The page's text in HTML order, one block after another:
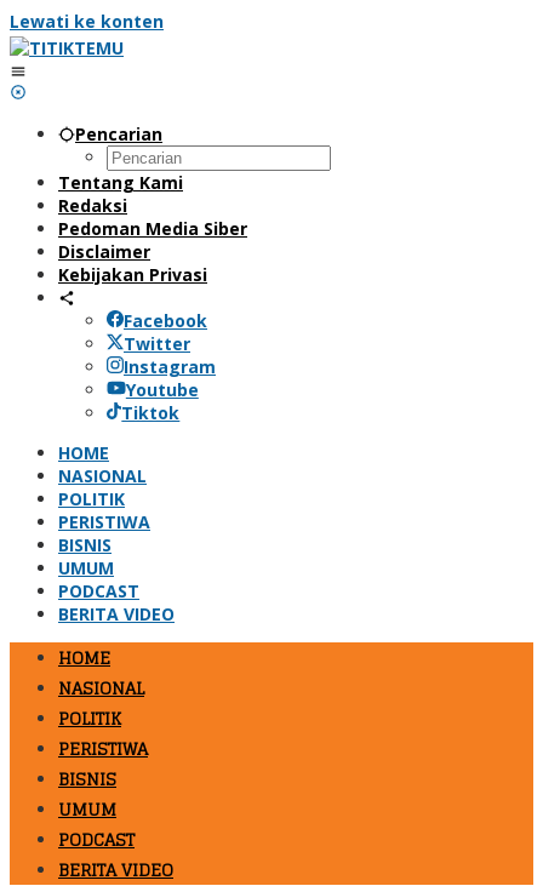
Lewati ke konten
Pencarian
Tentang Kami
Redaksi
Pedoman Media Siber
Disclaimer
Kebijakan Privasi
Facebook
Twitter
Instagram
Youtube
Tiktok
HOME
NASIONAL
POLITIK
PERISTIWA
BISNIS
UMUM
PODCAST
BERITA VIDEO
HOME
NASIONAL
POLITIK
PERISTIWA
BISNIS
UMUM
PODCAST
BERITA VIDEO